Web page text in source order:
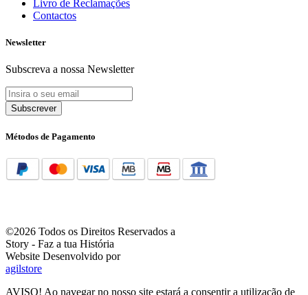
Livro de Reclamações
Contactos
Newsletter
Subscreva a nossa Newsletter
Subscrever
Métodos de Pagamento
©2026 Todos os Direitos Reservados a
Story - Faz a tua História
Website Desenvolvido por
agilstore
AVISO! Ao navegar no nosso site estará a consentir a utilização de